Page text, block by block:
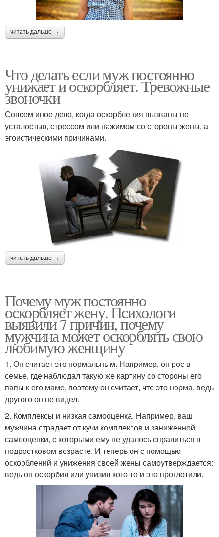
читать дальше →
Что делать если муж постоянно
унижает и оскорбляет. Тревожные
звоночки
Совсем иное дело, когда оскорбления вызваны не
усталостью, стрессом или нажимом со стороны жены, а
эгоистическими причинами.
читать дальше →
Почему муж постоянно
оскорбляет жену. Психологи
выявили 7 причин, почему
мужчина может оскорблять свою
любимую женщину
1. Он считает это нормальным. Например, он рос в
семье, где наблюдал такую же картину со стороны его
папы к его маме, поэтому он считает, что это норма, ведь
другого он не видел.
2. Комплексы и низкая самооценка. Например, ваш
мужчина страдает от кучи комплексов и заниженной
самооценки, с которыми ему не удалось справиться в
подростковом возрасте. И теперь он с помощью
оскорблений и унижения своей жены самоутверждается:
ведь он оскорбил или унизил кого-то и это проглотили.